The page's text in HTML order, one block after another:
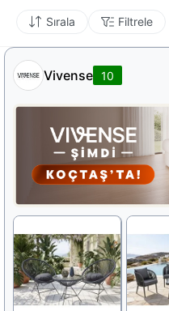
Sırala Filtrele
Vivense 10